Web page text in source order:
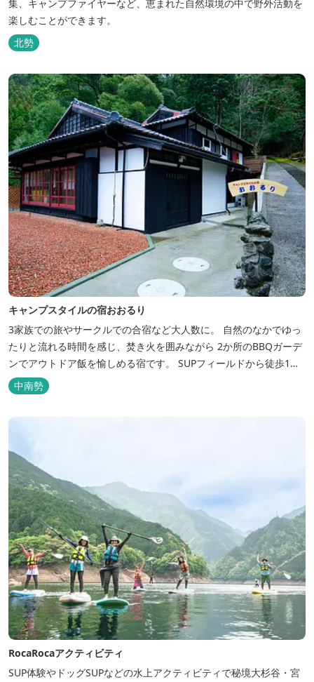
集、キャンプファイヤーなど、恵まれた自然環境の中で野外活動を
楽しむことができます。
北勢
キャンプスタイルの宿おおるり
3家族での旅やサークルでの合宿など大人数に。 自然のなかでゆっ
たりと流れる時間を感じ、焚き火を囲みながら 2か所のBBQガーデ
ンでアウトドア飯を愉しめる宿です。 SUPフィールドから徒歩1
分。絶景に囲まれた水上アクティビティも満喫したい方へ。
中南勢
RocaRocaアクティビティ
SUP体験やドッグSUPなどの水上アクティビティで秘境大杉谷・宮